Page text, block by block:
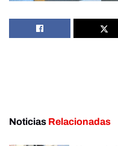
Noticias Relacionadas